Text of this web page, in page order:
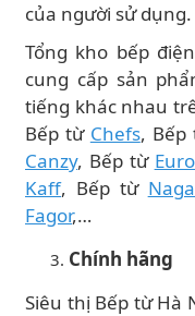
của người sử dụng.
Tổng kho bếp
cung cấp sản
tiếng khác nhau
Bếp từ Chefs, Bếp
Canzy, Bếp từ
Kaff, Bếp từ
Fagor,…
Chính hãng
Siêu thị Bếp từ Hà